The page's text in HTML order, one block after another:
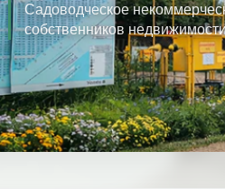
Садоводческое
собственников